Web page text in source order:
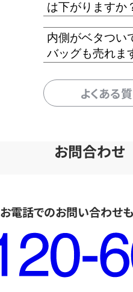
は下がりますか
内側がベタつい
バッグも売れま
よくある
お問合わせ
お電話でのお問い合わせ